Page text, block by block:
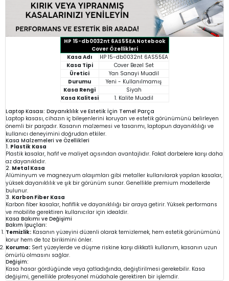
HP 15-db0032nt 6AS55EA Notebook
Cover Özellikleri
Kasa Adı
HP 15-db0032nt 6AS55EA
Kasa Tipi
Cover Bezel Set
Üretici
Yan Sanayi Muadil
Durumu
Yeni - Kullanılmamış
Kasa Rengi
Siyah
Kasa Kalitesi
1. Kalite Muadil
Laptop Kasası: Dayanıklılık ve Estetik İçin Temel Parça
Laptop kasası, cihazın iç bileşenlerini koruyan ve estetik görünümünü belirleyen
önemli bir parçadır. Kasanın malzemesi ve tasarımı, laptopun dayanıklılığı ve
kullanıcı deneyimini doğrudan etkiler.
Kasa Malzemeleri ve Özellikleri
1. Plastik Kasa
Plastik kasalar, hafif ve maliyet açısından avantajlıdır. Fakat darbelere karşı daha
az dayanıklıdır.
2. Metal Kasa
Alüminyum ve magnezyum alaşımları gibi metaller kullanılarak yapılan kasalar,
yüksek dayanıklılık ve şık bir görünüm sunar. Genellikle premium modellerde
bulunur.
3. Karbon Fiber Kasa
Karbon fiber kasalar, hafiflik ve dayanıklılığı bir araya getirir. Yüksek performans
ve mobilite gerektiren kullanıcılar için idealdir.
Kasa Bakımı ve Değişimi
Bakım İpuçları:
Temizlik: Kasanın yüzeyini düzenli olarak temizlemek, hem estetik görünümünü
korur hem de toz birikimini önler.
Koruma: Sert yüzeylerde ve düşme riskine karşı dikkatli kullanım, kasanın uzun
ömürlü olmasını sağlar.
Değişim:
Kasa hasar gördüğünde veya çatladığında, değiştirilmesi gerekebilir. Kasa
değişimi, genellikle profesyonel müdahale gerektiren bir işlemdir.